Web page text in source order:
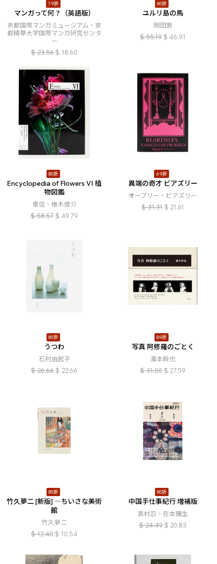
79折
マンガって何？（英語版）
京都国際マンガミュージアム、京
都精華大学国際マンガ研究センタ
ー
$ 23.56 $ 18.60
85折
ユルリ島の馬
岡田敦
$ 55.19 $ 46.91
85折
Encyclopedia of Flowers VI 植
物図鑑
東信、椎木俊介
$ 58.57 $ 49.79
69折
異端の奇才 ビアズリー
オーブリー・ビアズリー
$ 31.31 $ 21.61
85折
うつわ
石村由起子
$ 26.66 $ 22.66
89折
写真 阿修羅のごとく
瀧本幹也
$ 31.00 $ 27.59
85折
竹久夢二 [新版] ―ちいさな美術
館
竹久夢二
$ 12.40 $ 10.54
85折
中国手仕事紀行 増補版
奥村忍、在本彌生
$ 24.49 $ 20.83